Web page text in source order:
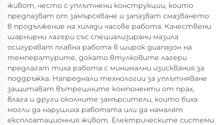
живот, често с уплътнени конструкции, които
предпазват от замърсяване и запазват смазването
в продължение на хиляди часове работа. Качествени
шарнирни лагери със специализирани мазила
осигуряват плавна работа в широк диапазон на
температурите, докато втулковите лагери
предлагат тиха работа с минимални изисквания за
поддръжка. Напреднали технологии за уплътняване
защитават вътрешните компоненти от прах,
влага и други околните замърсители, които биха
могли да нарушиха работата или да намалят
експлоатационния живот. Електрическите системи